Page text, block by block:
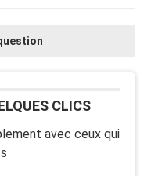
CLICS
avec ceux qui